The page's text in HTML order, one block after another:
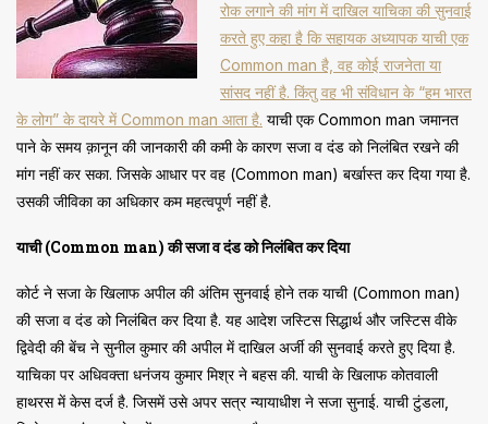
रोक लगाने की मांग में दाखिल याचिका की सुनवाई
करते हुए कहा है कि सहायक अध्यापक याची एक
Common man है, वह कोई राजनेता या
सांसद नहीं है. किंतु वह भी संविधान के “हम भारत
के लोग” के दायरे में Common man आता है. याची एक Common man जमानत
पाने के समय क़ानून की जानकारी की कमी के कारण सजा व दंड को निलंबित रखने की
मांग नहीं कर सका. जिसके आधार पर वह (Common man) बर्खास्त कर दिया गया है.
उसकी जीविका का अधिकार कम महत्वपूर्ण नहीं है.
याची (Common man) की सजा व दंड को निलंबित कर दिया
कोर्ट ने सजा के खिलाफ अपील की अंतिम सुनवाई होने तक याची (Common man)
की सजा व दंड को निलंबित कर दिया है. यह आदेश जस्टिस सिद्धार्थ और जस्टिस वीके
द्विवेदी की बेंच ने सुनील कुमार की अपील में दाखिल अर्जी की सुनवाई करते हुए दिया है.
याचिका पर अधिवक्ता धनंजय कुमार मिश्र ने बहस की. याची के खिलाफ कोतवाली
हाथरस में केस दर्ज है. जिसमें उसे अपर सत्र न्यायाधीश ने सजा सुनाई. याची टुंडला,